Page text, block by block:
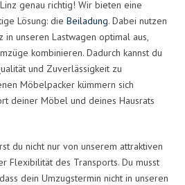
genau richtig! Wir bieten eine
Lösung: die Beiladung. Dabei nutzen
unseren Lastwagen optimal aus,
kombinieren. Dadurch kannst du
und Zuverlässigkeit zu
Möbelpacker kümmern sich
deiner Möbel und deines Hausrats
du nicht nur von unserem attraktiven
Flexibilität des Transports. Du musst
dein Umzugstermin nicht in unseren